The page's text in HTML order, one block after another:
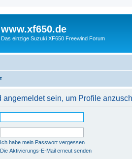
www.xf650.de
Das einzige Suzuki XF650 Freewind Forum
angemeldet sein, um Profile
Ich habe mein Passwort vergessen
Die Aktivierungs-E-Mail erneut senden